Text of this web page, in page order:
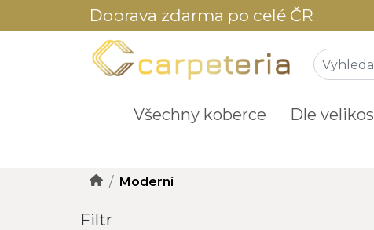
Doprava zdarma po celé ČR
Všechny koberce Dle
Moderní
Filtr